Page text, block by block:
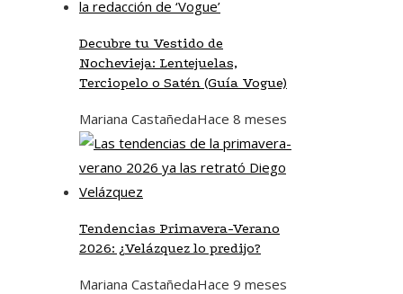
Decubre tu Vestido de
Nochevieja: Lentejuelas,
Terciopelo o Satén (Guía Vogue)
Mariana CastañedaHace 8 meses
Tendencias Primavera-Verano
2026: ¿Velázquez lo predijo?
Mariana CastañedaHace 9 meses